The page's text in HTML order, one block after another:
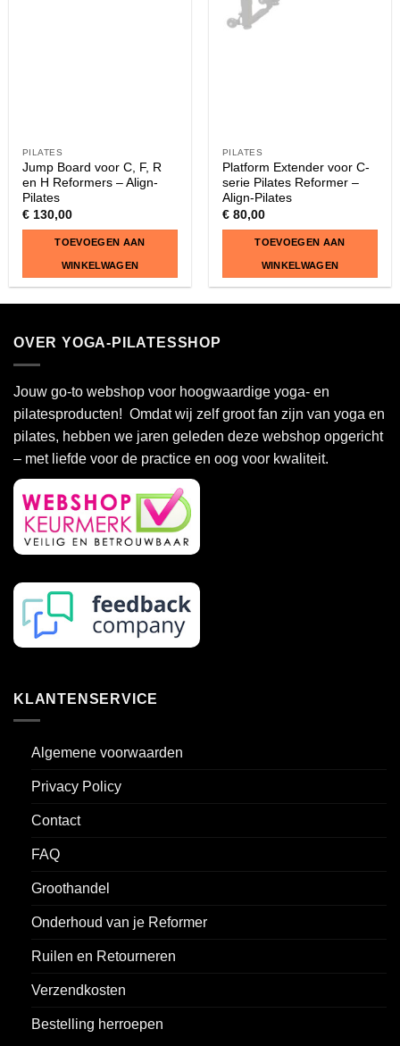
gekozen
worden
PILATES
Jump Board voor C, F, R
en H Reformers – Align-
Pilates
€130,00
TOEVOEGEN AAN
WINKELWAGEN
PILATES
Platform Extender voor C-
serie Pilates Reformer –
Align-Pilates
€80,00
TOEVOEGEN AAN
WINKELWAGEN
OVER YOGA-PILATESSHOP
Jouw go-to webshop voor hoogwaardige yoga- en
pilatesproducten! Omdat wij zelf groot fan zijn van yoga en
pilates, hebben we jaren geleden deze webshop opgericht
– met liefde voor de practice en oog voor kwaliteit.
KLANTENSERVICE
Algemene voorwaarden
Privacy Policy
Contact
FAQ
Groothandel
Onderhoud van je Reformer
Ruilen en Retourneren
Verzendkosten
Bestelling herroepen